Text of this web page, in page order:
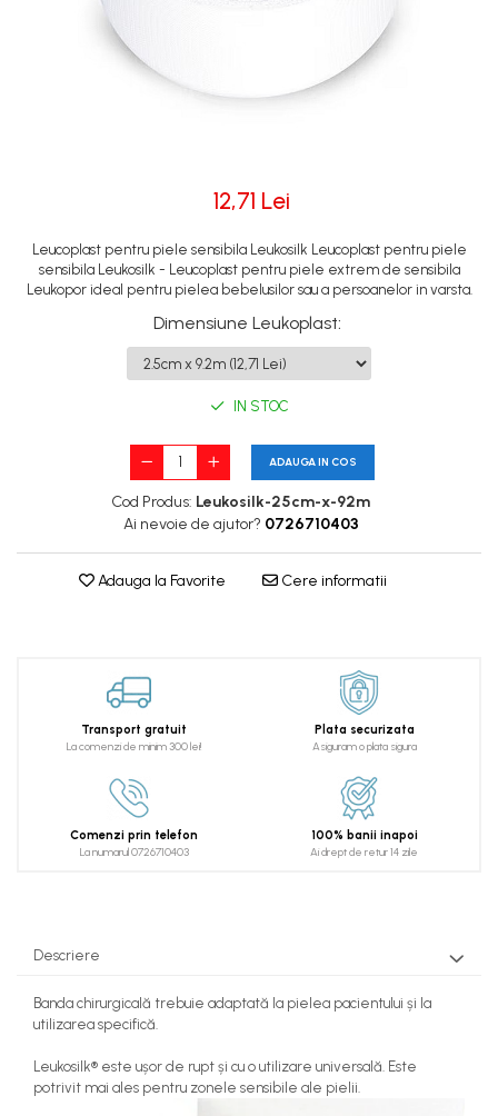
12,71 Lei
Leucoplast pentru piele sensibila Leukosilk Leucoplast pentru piele
sensibila Leukosilk - Leucoplast pentru piele extrem de sensibila
Leukopor ideal pentru pielea bebelusilor sau a persoanelor in varsta.
Dimensiune Leukoplast:
IN STOC
ADAUGA IN COS
Cod Produs: Leukosilk-25cm-x-92m
Ai nevoie de ajutor? 0726710403
Adauga la Favorite Cere informatii
Transport gratuit
La comenzi de minim 300 lei!
Plata securizata
Asiguram o plata sigura
Comenzi prin telefon
La numarul 0726710403
100% banii inapoi
Ai drept de retur 14 zile
Descriere
Banda chirurgicală trebuie adaptată la pielea pacientului și la
utilizarea specifică.
Leukosilk® este ușor de rupt și cu o utilizare universală. Este
potrivit mai ales pentru zonele sensibile ale pielii.